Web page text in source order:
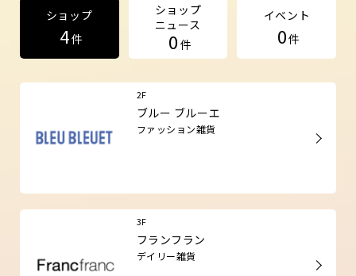
ショップ
4件
ショップ
ニュース
0 件
イベント
0件
2F
ブルー ブルーエ
ファッション雑貨
3F
フランフラン
デイリー雑貨